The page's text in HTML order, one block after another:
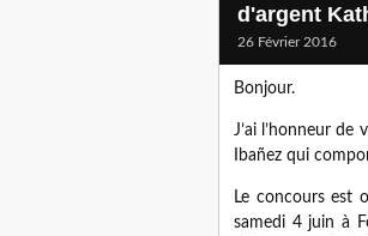
d'argent
26 Février 2016
Bonjour.
J’ai l’honneur
Ibañez qui
Le concours est
samedi 4 juin à